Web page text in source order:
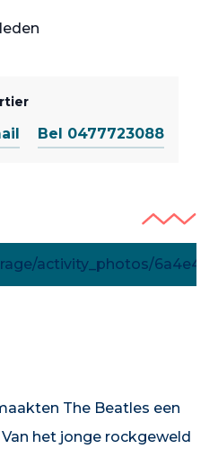
Bel 0477723088
The Beatles een
het jonge rockgeweld